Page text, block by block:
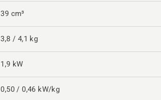
39 cm³
3,8 / 4,1 kg
1,9 kW
0,50 / 0,46 kW/kg